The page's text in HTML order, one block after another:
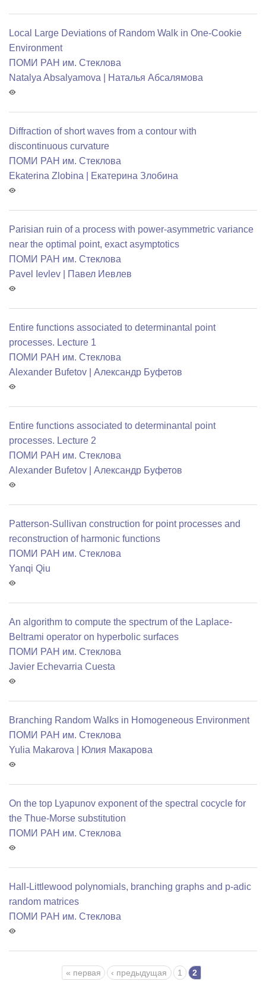
Local Large Deviations of Random Walk in One-Cookie
Environment
ПОМИ РАН им. Стеклова
Natalya Absalyamova | Наталья Абсалямова
Diffraction of short waves from a contour with
discontinuous curvature
ПОМИ РАН им. Стеклова
Ekaterina Zlobina | Екатерина Злобина
Parisian ruin of a process with power-asymmetric variance
near the optimal point, exact asymptotics
ПОМИ РАН им. Стеклова
Pavel Ievlev | Павел Иевлев
Entire functions associated to determinantal point
processes. Lecture 1
ПОМИ РАН им. Стеклова
Alexander Bufetov | Александр Буфетов
Entire functions associated to determinantal point
processes. Lecture 2
ПОМИ РАН им. Стеклова
Alexander Bufetov | Александр Буфетов
Patterson-Sullivan construction for point processes and
reconstruction of harmonic functions
ПОМИ РАН им. Стеклова
Yanqi Qiu
An algorithm to compute the spectrum of the Laplace-
Beltrami operator on hyperbolic surfaces
ПОМИ РАН им. Стеклова
Javier Echevarria Cuesta
Branching Random Walks in Homogeneous Environment
ПОМИ РАН им. Стеклова
Yulia Makarova | Юлия Макарова
On the top Lyapunov exponent of the spectral cocycle for
the Thue-Morse substitution
ПОМИ РАН им. Стеклова
Hall-Littlewood polynomials, branching graphs and p-adic
random matrices
ПОМИ РАН им. Стеклова
« первая ‹ предыдущая 1 2